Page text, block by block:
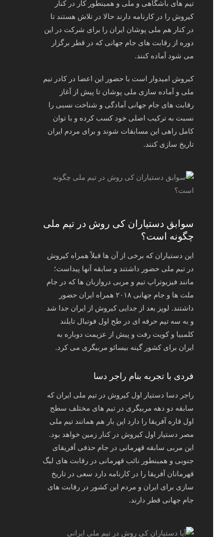
تیم های باشگاهی و ملی و همینطور کار در کنار
کیروش را در کارنامه دارند حالا در تلاش هستند تا
در کنار هم ملی پوشان ایران را برای شرکت در این
دوره از رقابت های جام جهانی که در قطر برگزار
می شود آماده کنند.
کیروش امیدوار است با حضور این اعضا در کادر تیم
ملی و آماده سازی ملی پوشان تا پیش از آغاز
رقابت های جام جهانی آمادگی و شناخت نسبی را
نسبت به ترکیب اصلی خود کسب کرده و با توان
کامل راهی این مسابقات شوند و برای مردم ایران
تاریخ سازی کنند.
سوابق دستیاران کی روش در تیم ملی
چگونه است؟
این دستیاران که برخی از آن ها قبلاً همراه کیروش
در تیم ملی حضور داشتند و سابقه آنها پیداست؛
مانند فیزیوتراپ تیم و مربی دروازبان ها که در جام
ملت ها و جام جهانی ۲۰۱۸ همراه ایران حضور
داشتند. لوپز بعد از جدایی کیروش از ایران جدا شد
و به سه تیم حرفه ای در طح اول فوتبال تایلند
کلمبیا و کویت رفت و پیش از عزیمت دوباره به
ایران برای کشور گینه بیسائو مربیگری می کرد.
فردی با تجربه بنام راجر دسا
راجر دسا دستیار اول کیروش در تیم ملی ایران که
سابقه دو دهه مربیگری در تیم های مختلف سطح
اول قاره آفریقا را دارد این بار هم همانند تیم ملی
مصر دستیار اول کیروش در کنار زمین خواهد بود.
این مربی سابقه قهرمانی در جام حذفی آفریقای
جنوبی و همینطور نائب قهرمانی در رقابت های لیگ
قهرمانان آفریقا را در کارنامه دارد سعی در تاریخ
سازی برای ایران و مردم این کشور در رقابت های
جام جهانی قطر دارند.